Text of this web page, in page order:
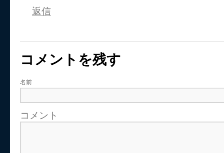
返信
コメントを残す
名前
コメント